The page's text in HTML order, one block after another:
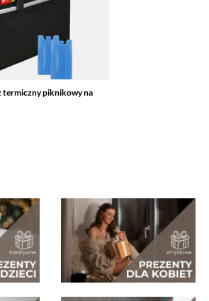
termiczny piknikowy na